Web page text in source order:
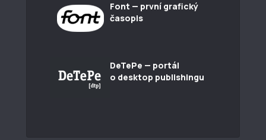
Font — první grafický
časopis
DeTePe — portál
o desktop publishingu